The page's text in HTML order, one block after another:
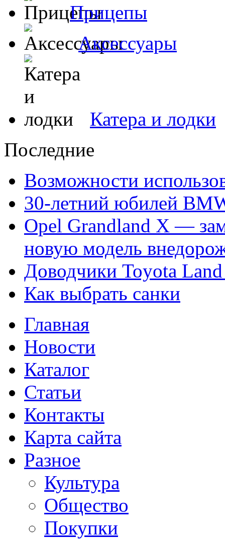
Прицепы
Аксессуары
Катера и лодки
Последние
Возможности
30-летний юбилей
Opel Grandland X —
новую модель
Доводчики Toyota
Как выбрать санки
Главная
Новости
Каталог
Статьи
Контакты
Карта сайта
Разное
Культура
Общество
Покупки